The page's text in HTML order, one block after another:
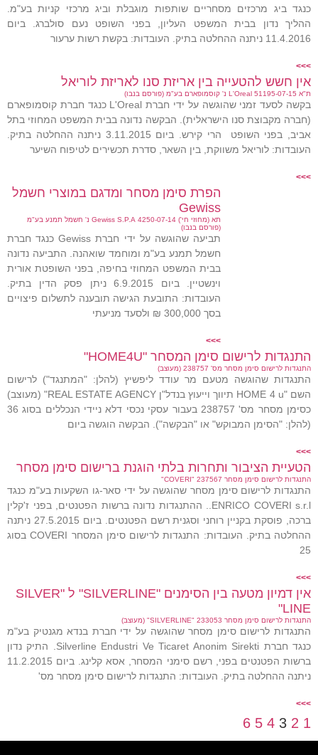
כנגד ביג מרכזים מסחריים שותפות מוגבלת וביג מרכזי קניות בע"מ.
ההליך נדון בבית המשפט העליון, בפני השופט נעם סולברג. ביום
11.4.2016 ניתנה ההחלטה בתיק. העובדות: בקשת רשות ערעור
>>>
אין חשש להטעייה בין אריזת סנו לאריזת לוריאל
ת"א 51195-07-15 L'Oreal נ' קוסמופארם בע"מ (פורסם בנבו)
בקשה לסעד זמני שהוגשה על ידי חברת L'Oreal כנגד חברת קוסמופארם
(חברה מקבוצת סנו הישראלית). הבקשה נדונה בבית המשפט המחוזי בתל
אביב, בפני השופט הרי קירש. ביום 3.11.2015 ניתנה ההחלטה בתיק.
העובדות: לוריאל משווקת, בין השאר, סדרת תכשירים לטיפוח השיער
>>>
הפרת סימן מסחר ומדגם במוצרי חשמל
Gewiss
תא (מחוזי חי') 4250-07-14 Gewiss S.P.A נ' חשמל תמנע בע"מ
(פורסם בנבו)
תביעה שהוגשה על ידי חברת Gewiss כנגד חברת
חשמל תמנע בע"מ ומוחמד שואהנה. התביעה נדונה
בבית המשפט המחוזי בחיפה, בפני השופטת אורית
וינשטיין. ביום 6.9.2015 ניתן פסק הדין בתיק.
העובדות: התובעת הגישה תובענה לתשלום פיצויים
בסך 300,000 ₪ ולסעד מניעתי
>>>
התנגדות לרישום סימן המסחר "HOME4U"
התנגדות לרישום סימן מסחר מס' 238757 (מעוצב)
התנגדות שהוגשה מטעם מר עודד ליפשיץ (להלן: "המתנגד") לרישום
השם "HOME 4 u תיווך וייעוץ בנדל"ן REAL ESTATE AGENCY" (מעוצב)
כסימן מסחר מס' 238757 בעבור עסקי נכסי דלא ניידי הנכללים בסוג 36
(להלן: "הסימן המבוקש" או "הבקשה"). הבקשה הוגשה ביום
>>>
הטעיית הציבור ותחרות בלתי הוגנת ברישום סימן מסחר
התנגדות לרישום סימן מסחר 237567 "COVERI"
התנגדות לרישום סימן מסחר שהוגשה על ידי סאר-גו השקעות בע"מ כנגד
ENRICO COVERI s.r.l.. ההתנגדות נדונה ברשות הפטנטים, בפני ז'קלין
ברכה, פוסקת בקניין רוחני וסגנית רשם הפטנטים. ביום 27.5.2015 ניתנה
ההחלטה בתיק. העובדות: התנגדות לרישום סימן המסחר COVERI בסוג
25
>>>
אין דמיון מטעה בין הסימנים "SILVERLINE" ל "SILVER
LINE"
התנגדות לרישום סימן מסחר 233053 "SILVERLINE" (מעוצב)
התנגדות לרישום סימן מסחר שהוגשה על ידי חברת בנדא מגנטיק בע"מ
כנגד חברת Silverline Endustri Ve Ticaret Anonim Sirekti. התיק נדון
ברשות הפטנטים בפני, רשם סימני המסחר, אסא קלינג. ביום 11.2.2015
ניתנה ההחלטה בתיק. העובדות: התנגדות לרישום סימן מסחר מס'
>>>
1
2
3
4
5
6